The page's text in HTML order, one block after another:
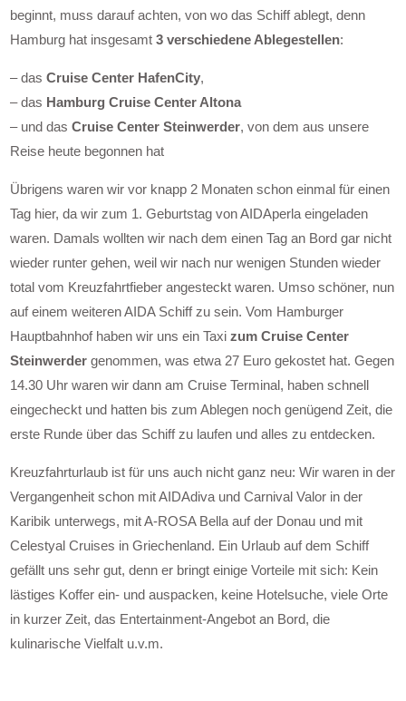
beginnt, muss darauf achten, von wo das Schiff ablegt, denn
Hamburg hat insgesamt3 verschiedene Ablegestellen:
– dasCruise Center HafenCity,
– das Hamburg Cruise Center Altona
– und dasCruise Center Steinwerder, von dem aus unsere
Reise heute begonnen hat
Übrigens waren wir vor knapp 2 Monaten schon einmal für einen
Tag hier, da wir zum 1. Geburtstag von AIDAperla eingeladen
waren. Damals wollten wir nach dem einen Tag an Bord gar nicht
wieder runter gehen, weil wir nach nur wenigen Stunden wieder
total vom Kreuzfahrtfieber angesteckt waren. Umso schöner, nun
auf einem weiteren AIDA Schiff zu sein. Vom Hamburger
Hauptbahnhof haben wir uns ein Taxizum Cruise Center
Steinwerder genommen, was etwa 27 Euro gekostet hat. Gegen
14.30 Uhr waren wir dann am Cruise Terminal, haben schnell
eingecheckt und hatten bis zum Ablegen noch genügend Zeit, die
erste Runde über das Schiff zu laufen und alles zu entdecken.
Kreuzfahrturlaub ist für uns auch nicht ganz neu: Wir waren in der
Vergangenheit schon mit AIDAdiva und Carnival Valor in der
Karibik unterwegs, mit A-ROSA Bella auf der Donau und mit
Celestyal Cruises in Griechenland. Ein Urlaub auf dem Schiff
gefällt uns sehr gut, denn er bringt einige Vorteile mit sich: Kein
lästiges Koffer ein- und auspacken, keine Hotelsuche, viele Orte
in kurzer Zeit, das Entertainment-Angebot an Bord, die
kulinarische Vielfalt u.v.m.